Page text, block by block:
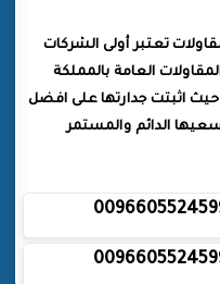
تعتبر أولى الشركات
العامة بالمملكة
حيث اثبتت جدارتها على افضل
الدائم والمستمر